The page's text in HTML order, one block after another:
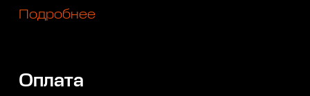
Подробнее
Оплата